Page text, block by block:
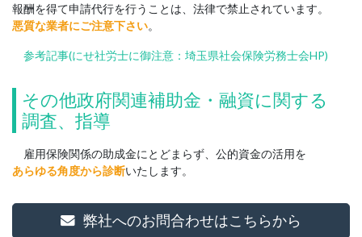
報酬を得て申請代行を行うことは、法律で禁止されています。
悪質な業者にご注意下さい。
参考記事(にせ社労士に御注意：埼玉県社会保険労務士会HP)
その他政府関連補助金・融資に関する
調査、指導
雇用保険関係の助成金にとどまらず、公的資金の活用を
あらゆる角度から診断いたします。
弊社へのお問合わせはこちらから